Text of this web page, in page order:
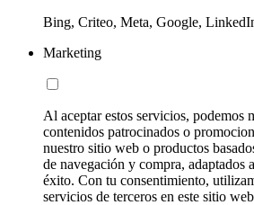
Bing, Criteo, Meta, Google,
Marketing
Al aceptar estos servicios, podemos
contenidos patrocinados o
nuestro sitio web o productos
de navegación y compra, adaptados
éxito. Con tu consentimiento,
servicios de terceros en este sitio